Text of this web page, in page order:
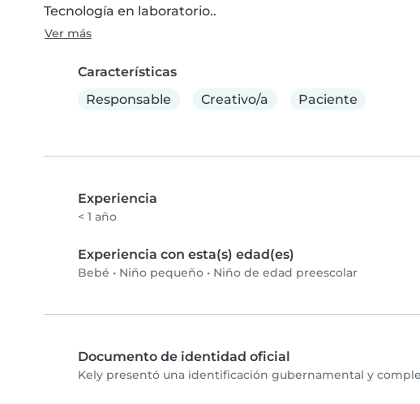
Tecnología en laboratorio..
Ver más
Características
Responsable
Creativo/a Paciente
Experiencia
< 1 año
Experiencia con esta(s) edad(es)
Bebé • Niño pequeño • Niño de edad preescolar
Documento de identidad oficial
Kely presentó una identificación gubernamental y